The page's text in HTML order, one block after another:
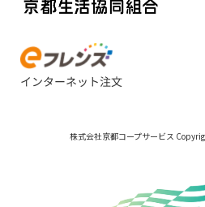
株式会社京都コープサービス